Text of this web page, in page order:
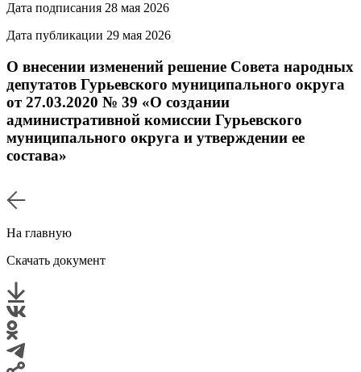
Дата подписания 28 мая 2026
Дата публикации 29 мая 2026
О внесении изменений решение Совета народных
депутатов Гурьевского муниципального округа
от 27.03.2020 № 39 «О создании
административной комиссии Гурьевского
муниципального округа и утверждении ее
состава»
На главную
Скачать документ